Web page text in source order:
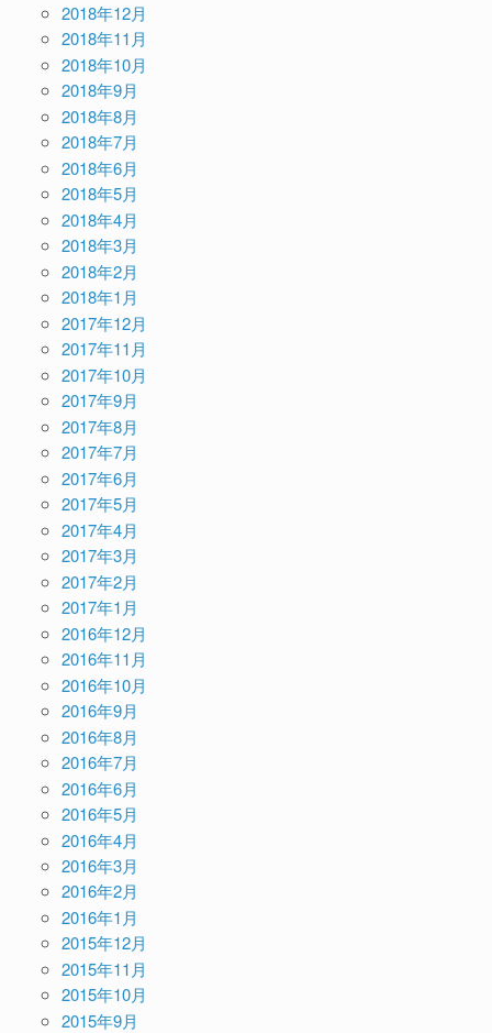
2018年12月
2018年11月
2018年10月
2018年9月
2018年8月
2018年7月
2018年6月
2018年5月
2018年4月
2018年3月
2018年2月
2018年1月
2017年12月
2017年11月
2017年10月
2017年9月
2017年8月
2017年7月
2017年6月
2017年5月
2017年4月
2017年3月
2017年2月
2017年1月
2016年12月
2016年11月
2016年10月
2016年9月
2016年8月
2016年7月
2016年6月
2016年5月
2016年4月
2016年3月
2016年2月
2016年1月
2015年12月
2015年11月
2015年10月
2015年9月